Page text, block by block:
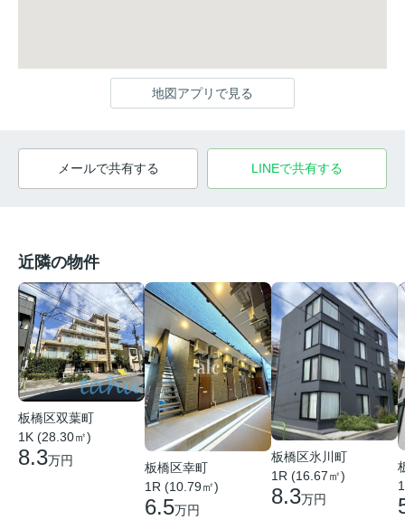
地図アプリで見る
メールで共有する LINEで共有する
近隣の物件
板橋区双葉町
1K (28.30㎡)
8.3万円
板橋区幸町
1R (10.79㎡)
6.5万円
板橋区氷川町
1R (16.67㎡)
8.3万円